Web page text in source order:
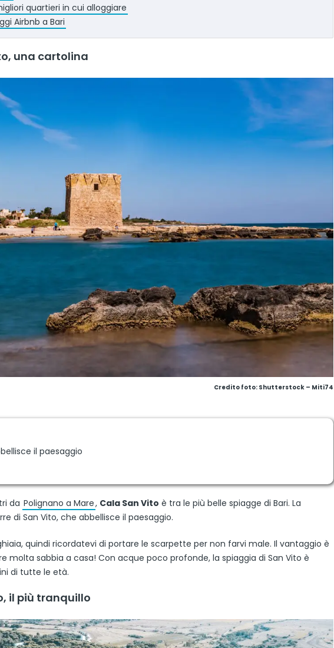
quartieri in cui alloggiare
Airbnb a Bari
una cartolina
Credito foto: Shutterstock – Miti74
il paesaggio
da Polignano a Mare, Cala San Vito è tra le più belle spiagge di Bari. La
di San Vito, che abbellisce il paesaggio.
quindi ricordatevi di portare le scarpette per non farvi male. Il vantaggio è
molta sabbia a casa! Con acque poco profonde, la spiaggia di San Vito è
di tutte le età.
il più tranquillo